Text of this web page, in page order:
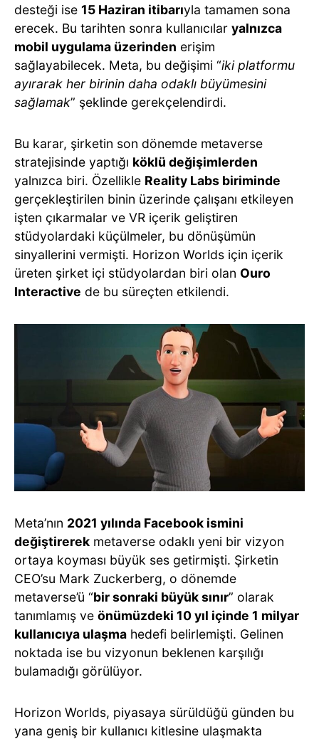
desteği ise 15 Haziran itibarıyla tamamen sona
erecek. Bu tarihten sonra kullanıcılar yalnızca
mobil uygulama üzerinden erişim
sağlayabilecek. Meta, bu değişimi “iki platformu
ayırarak her birinin daha odaklı büyümesini
sağlamak” şeklinde gerekçelendirdi.
Bu karar, şirketin son dönemde metaverse
stratejisinde yaptığı köklü değişimlerden
yalnızca biri. Özellikle Reality Labs biriminde
gerçekleştirilen binin üzerinde çalışanı etkileyen
işten çıkarmalar ve VR içerik geliştiren
stüdyolardaki küçülmeler, bu dönüşümün
sinyallerini vermişti. Horizon Worlds için içerik
üreten şirket içi stüdyolardan biri olan Ouro
Interactive de bu süreçten etkilendi.
Meta’nın 2021 yılında Facebook ismini
değiştirerek metaverse odaklı yeni bir vizyon
ortaya koyması büyük ses getirmişti. Şirketin
CEO’su Mark Zuckerberg, o dönemde
metaverse’ü “bir sonraki büyük sınır” olarak
tanımlamış ve önümüzdeki 10 yıl içinde 1 milyar
kullanıcıya ulaşma hedefi belirlemişti. Gelinen
noktada ise bu vizyonun beklenen karşılığı
bulamadığı görülüyor.
Horizon Worlds, piyasaya sürüldüğü günden bu
yana geniş bir kullanıcı kitlesine ulaşmakta